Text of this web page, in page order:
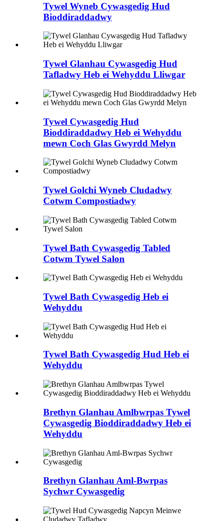
Tywel Wyneb Cywasgedig Hud
Bioddiraddadwy
Tywel Glanhau Cywasgedig Hud
Tafladwy Heb ei Wehyddu Lliwgar
Tywel Cywasgedig Hud
Bioddiraddadwy Heb ei Wehyddu
mewn Coch Glas Gwyrdd Melyn
Tywel Golchi Wyneb Cludadwy
Cotwm Compostiadwy
Tywel Bath Cywasgedig Tabled
Cotwm Tywel Salon
Tywel Bath Cywasgedig Heb ei
Wehyddu
Tywel Bath Cywasgedig Hud Heb ei
Wehyddu
Brethyn Glanhau Amlbwrpas Tywel
Cywasgedig Bioddiraddadwy Heb ei
Wehyddu
Brethyn Glanhau Aml-Bwrpas
Sychwr Cywasgedig